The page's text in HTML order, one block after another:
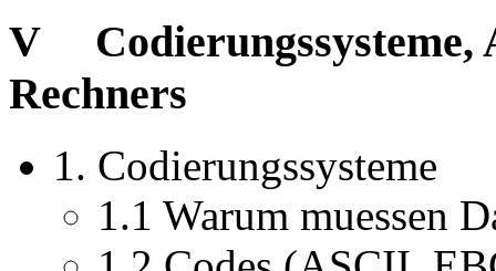
V Codierungssysteme,
Rechners
1. Codierungssysteme
1.1 Warum muessen